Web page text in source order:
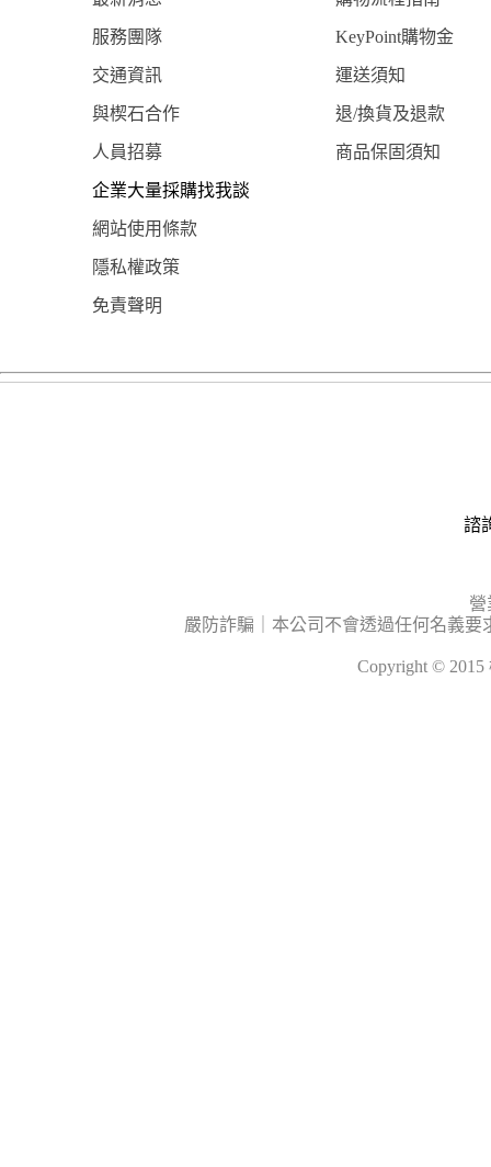
服務團隊 KeyPoint購物金
交通資訊 運送須知
與楔石合作 退/換貨及退款
人員招募 商品保固須知
企業大量採購找我談
網站使用條款
隱私權政策
免責聲明
諮
營
嚴防詐騙｜本公司不會透過任何名義
Copyright ©